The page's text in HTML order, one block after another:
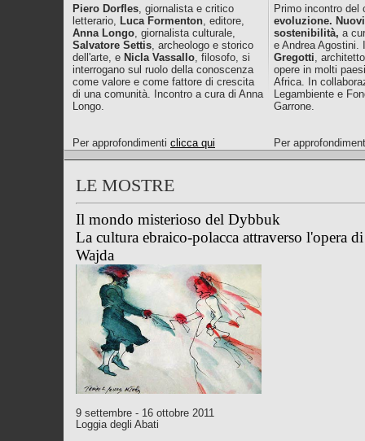
Piero Dorfles, giornalista e critico
letterario, Luca Formenton, editore,
Anna Longo, giornalista culturale,
Salvatore Settis, archeologo e storico
dell'arte, e Nicla Vassallo, filosofo, si
interrogano sul ruolo della conoscenza
come valore e come fattore di crescita
di una comunità. Incontro a cura di Anna
Longo.
Per approfondimenti clicca qui
Primo incontro
evoluzione.
sostenibilità, a
e Andrea Agostini.
Gregotti,
opere in molti
Africa. In
Legambiente e
Garrone.
Per
LE MOSTRE
Il mondo misterioso del Dybbuk
La cultura ebraico-polacca attraverso l'opera
Wajda
9 settembre - 16 ottobre 2011
Loggia degli Abati